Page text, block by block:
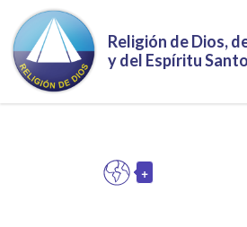
Pasar al contenido principal
Religión de Dios,
y del Espíritu Santo
+